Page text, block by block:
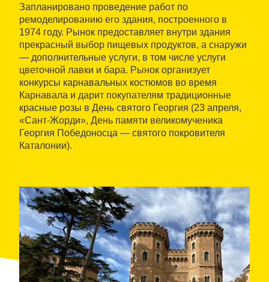
Запланировано проведение работ по
ремоделированию его здания, построенного в
1974 году. Рынок предоставляет внутри здания
прекрасный выбор пищевых продуктов, а снаружи
— дополнительные услуги, в том числе услуги
цветочной лавки и бара. Рынок организует
конкурсы карнавальных костюмов во время
Карнавала и дарит покупателям традиционные
красные розы в День святого Георгия (23 апреля,
«Сант-Жорди», День памяти великомученика
Георгия Победоносца — святого покровителя
Каталонии).